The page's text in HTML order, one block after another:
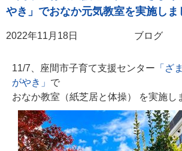
やき」でおなか元気教室を実施しま
2022年11月18日 ブログ
11/7、座間市子育て支援センター 「ざ
がやき」 で
おなか教室（紙芝居と体操） を実施し